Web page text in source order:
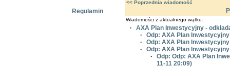
Regulamin
<< Poprzednia wiadomość
Wiadomości z aktualnego wątku:
·
AXA Plan Inwestycyjny -
·
Odp: AXA Plan
·
Odp: AXA Plan
·
Odp: AXA Plan
·
Odp: Odp: AXA Plan
11-11 20:09)